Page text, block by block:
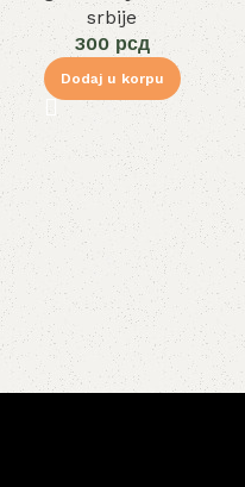
srbije
300 рсд
Dodaj u korpu